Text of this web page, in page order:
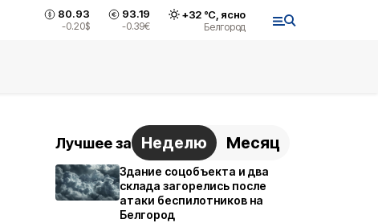
80.93
-0.20$
93.19
-0.39€
+32°С, ясно
Белгород
Лучшее за Неделю Месяц
Здание соцобъекта и два
склада загорелись после
атаки беспилотников на
Белгород